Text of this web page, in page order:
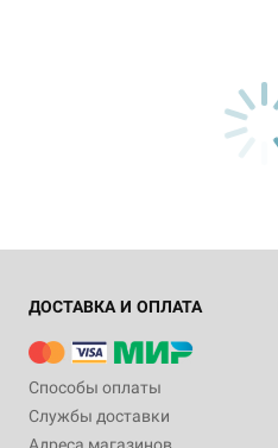
ДОСТАВКА И ОПЛАТА
Способы оплаты
Службы доставки